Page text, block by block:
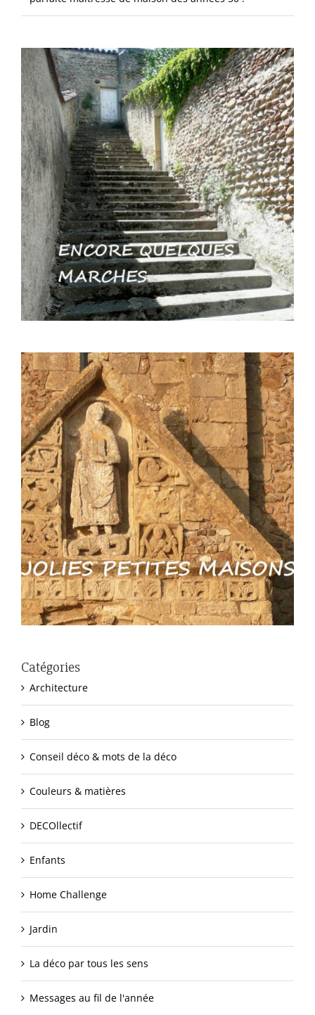
Catégories
Architecture
Blog
Conseil déco & mots de la déco
Couleurs & matières
DECOllectif
Enfants
Home Challenge
Jardin
La déco par tous les sens
Messages au fil de l'année